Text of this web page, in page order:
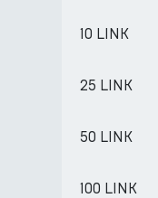
10 LINK
25 LINK
50 LINK
100 LINK